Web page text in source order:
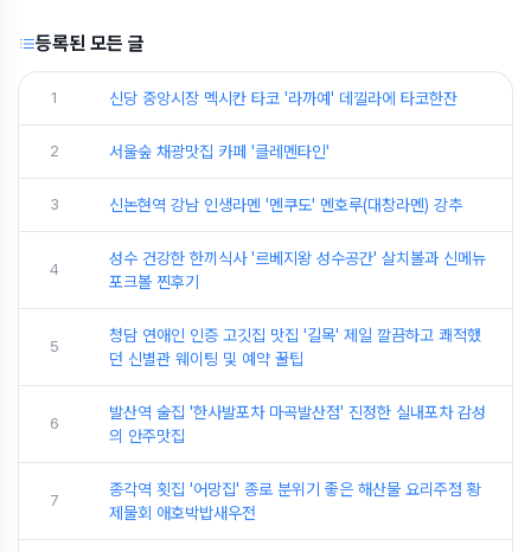
등록된 모든 글
1 신당 중앙시장 멕시칸 타코 '라까예' 데낄라에 타코한잔
2 서울숲 채광맛집 카페 '클레멘타인'
3 신논현역 강남 인생라멘 '멘쿠도' 멘호루(대창라멘) 강추
4
성수 건강한 한끼식사 '르베지왕 성수공간' 살치볼과 신메뉴
포크볼 찐후기
5
청담 연애인 인증 고깃집 맛집 '길목' 제일 깔끔하고 쾌적했
던 신별관 웨이팅 및 예약 꿀팁
6
발산역 술집 '한사발포차 마곡발산점' 진정한 실내포차 감성
의 안주맛집
7
종각역 횟집 '어망집' 종로 분위기 좋은 해산물 요리주점 황
제물회 애호박밥새우전